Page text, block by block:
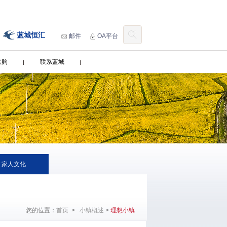
蓝城恒汇 邮件 OA平台
购 联系蓝城
家人文化
您的位置： 首页> 小镇概述 > 理想小镇